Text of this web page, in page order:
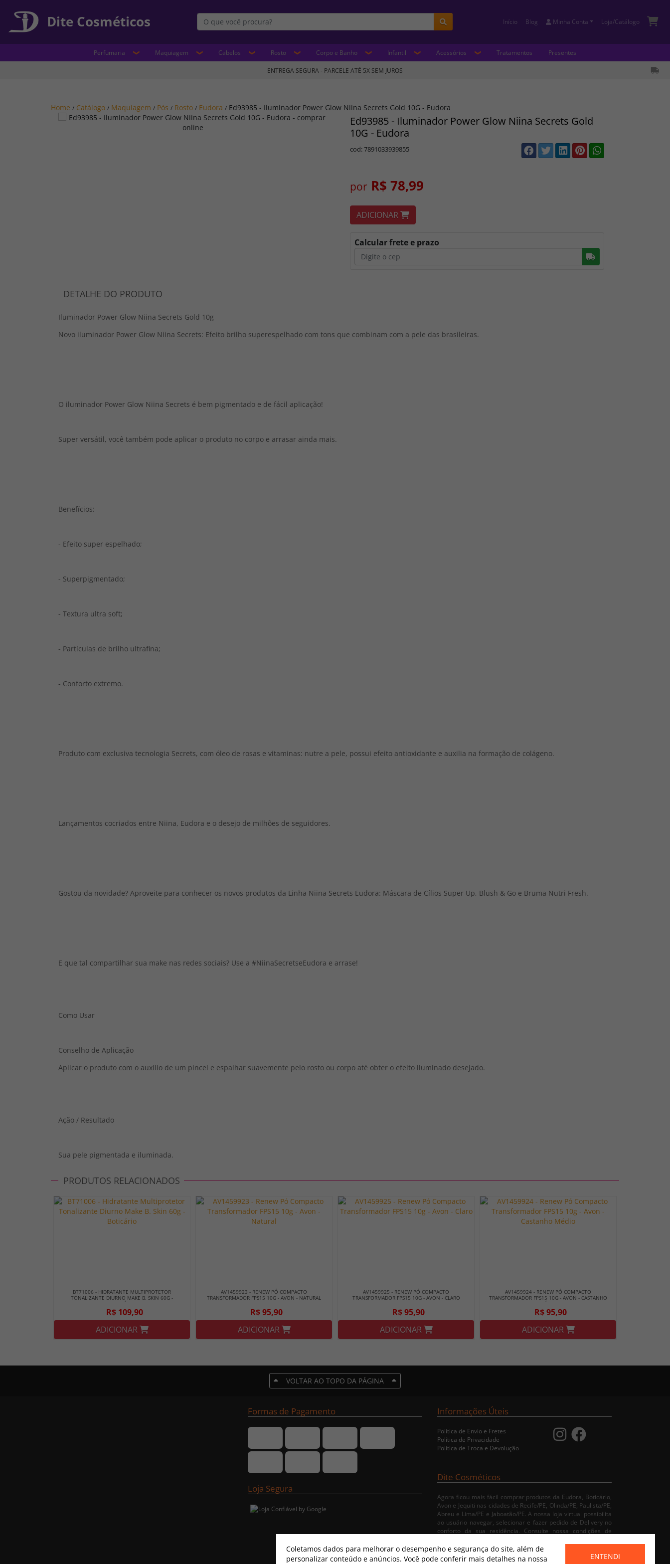
Dite Cosméticos Início Blog Minha Conta Loja/Catálogo
Perfumaria Maquiagem Cabelos Rosto Corpo e Banho Infantil Acessórios Tratamentos Presentes
ENTREGA SEGURA - PARCELE ATÉ 5X SEM JUROS
Home / Catálogo / Maquiagem / Pós / Rosto / Eudora / Ed93985 - Iluminador Power Glow Niina Secrets Gold 10G - Eudora
Ed93985 - Iluminador Power Glow Niina Secrets Gold
10G - Eudora
cod: 7891033939855
por R$ 78,99
ADICIONAR
Calcular frete e prazo
Buscar
DETALHE DO PRODUTO
Iluminador Power Glow Niina Secrets Gold 10g
Novo iluminador Power Glow Niina Secrets: Efeito brilho superespelhado com tons que combinam com a pele das brasileiras.
O iluminador Power Glow Niina Secrets é bem pigmentado e de fácil aplicação!
Super versátil, você também pode aplicar o produto no corpo e arrasar ainda mais.
Benefícios:
- Efeito super espelhado;
- Superpigmentado;
- Textura ultra soft;
- Partículas de brilho ultrafina;
- Conforto extremo.
Produto com exclusiva tecnologia Secrets, com óleo de rosas e vitaminas: nutre a pele, possui efeito antioxidante e auxilia na formação de colágeno.
Lançamentos cocriados entre Niina, Eudora e o desejo de milhões de seguidores.
Gostou da novidade? Aproveite para conhecer os novos produtos da Linha Niina Secrets Eudora: Máscara de Cílios Super Up, Blush & Go e Bruma Nutri Fresh.
E que tal compartilhar sua make nas redes sociais? Use a #NiinaSecretseEudora e arrase!
Como Usar
Conselho de Aplicação
Aplicar o produto com o auxílio de um pincel e espalhar suavemente pelo rosto ou corpo até obter o efeito iluminado desejado.
Ação / Resultado
Sua pele pigmentada e iluminada.
PRODUTOS RELACIONADOS
BT71006 - HIDRATANTE MULTIPROTETOR
TONALIZANTE DIURNO MAKE B. SKIN 60G -
BOTICÁRIO
R$ 109,90
ADICIONAR
AV1459923 - RENEW PÓ COMPACTO
TRANSFORMADOR FPS15 10G - AVON - NATURAL
R$ 95,90
ADICIONAR
AV1459925 - RENEW PÓ COMPACTO
TRANSFORMADOR FPS15 10G - AVON - CLARO
R$ 95,90
ADICIONAR
AV1459924 - RENEW PÓ COMPACTO
TRANSFORMADOR FPS15 10G - AVON - CASTANHO
MÉDIO
R$ 95,90
ADICIONAR
VOLTAR AO TOPO DA PÁGINA
Formas de Pagamento
Loja Segura
Informações Úteis
Política de Envio e Fretes
Política de Privacidade
Política de Troca e Devolução
Dite Cosméticos
Agora ficou mais fácil comprar produtos da Eudora, Boticário,
Avon e Jequiti nas cidades de Recife/PE, Olinda/PE, Paulista/PE,
Abreu e Lima/PE e Jaboatão/PE. A nossa loja virtual possibilita
ao usuário navegar, selecionar e fazer pedido de Delivery no
conforto da sua residência. Consulte nossa condições de
Coletamos dados para melhorar o desempenho e segurança do site, além de
personalizar conteúdo e anúncios. Você pode conferir mais detalhes na nossa
ENTENDI